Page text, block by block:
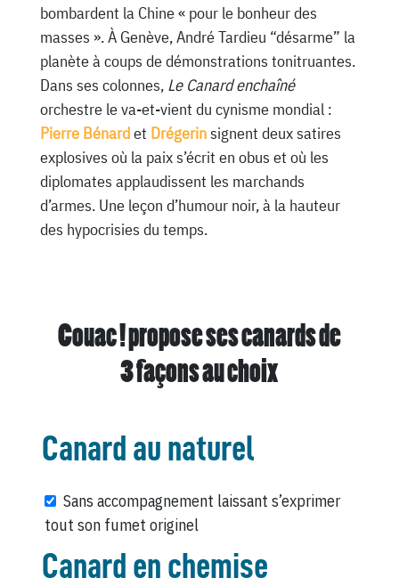
bombardent la Chine « pour le bonheur des
masses ». À Genève, André Tardieu “désarme” la
planète à coups de démonstrations tonitruantes.
Dans ses colonnes, Le Canard enchaîné
orchestre le va-et-vient du cynisme mondial :
Pierre Bénardet Drégerinsignent deux satires
explosives où la paix s’écrit en obus et où les
diplomates applaudissent les marchands
d’armes. Une leçon d’humour noir, à la hauteur
des hypocrisies du temps.
Couac ! propose ses canards de
3 façons au choix
Canard au naturel
Sans accompagnement laissant s’exprimer
tout son fumet originel
Canard en chemise